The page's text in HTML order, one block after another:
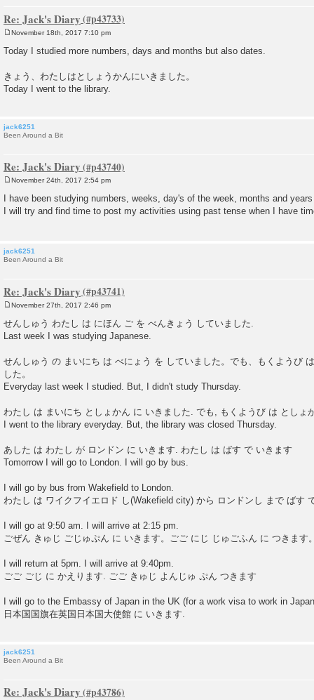
Re: Jack's Diary
s
November 18th, 2017 7:10 pm
Today I studied more numbers, days and months but also dates.
きょう、わたしはとしょうかんにいきました。
Today I went to the library.
jack6251
Been Around a Bit
Re: Jack's Diary
o
s
t
November 24th, 2017 2:54 pm
I have been studying numbers, weeks, day's of the week, months and
I will try and find time to post my activities using past tense when I have
jack6251
Been Around a Bit
Re: Jack's Diary
s
t
November 27th, 2017 2:46 pm
せんしゅう わたし は にほん ご を べんきょう していました.
Last week I was studying Japanese.
せんしゅう の まいにち は べにょう を していました。でも、もくようび
した。
Everyday last week I studied. But, I didn't study Thursday.
わたし は まいにち としょかん に いきました. でも, もくようび は としょ
I went to the library everyday. But, the library was closed Thursday.
あした は わたし が ロンドン に いきます. わたし は ばす で いきます
Tomorrow I will go to London. I will go by bus.
I will go by bus from Wakefield to London.
わたし は ワイクフイエロド し(Wakefield city) から ロンドンし まで ばす
I will go at 9:50 am. I will arrive at 2:15 pm.
ごぜん きゅじ ごじゅぷん に いきます。ごご にじ じゅごふん に つきます
I will return at 5pm. I will arrive at 9:40pm.
ごご ごじ に かえります. ごご きゅじ よんじゅ ぷん つきます
I will go to the Embassy of Japan in the UK (for a work visa to work in
日本国国旗在英国日本国大使館 に いきます.
jack6251
Been Around a Bit
Re: Jack's Diary